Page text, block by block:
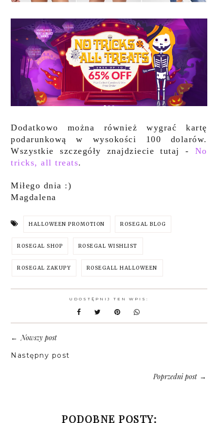
Dodatkowo można również wygrać kartę
podarunkową w wysokości 100 dolarów.
Wszystkie szczegóły znajdziecie tutaj - No
tricks, all treats.
Miłego dnia :)
Magdalena
HALLOWEEN PROMOTION ROSEGAL BLOG
ROSEGAL SHOP ROSEGAL WISHLIST
ROSEGAL ZAKUPY ROSEGALL HALLOWEEN
UDOSTĘPNIJ TEN WPIS:
←Nowszy post
Następny post
Poprzedni post→
PODOBNE POSTY: